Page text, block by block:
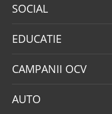
SOCIAL
EDUCATIE
CAMPANII OCV
AUTO